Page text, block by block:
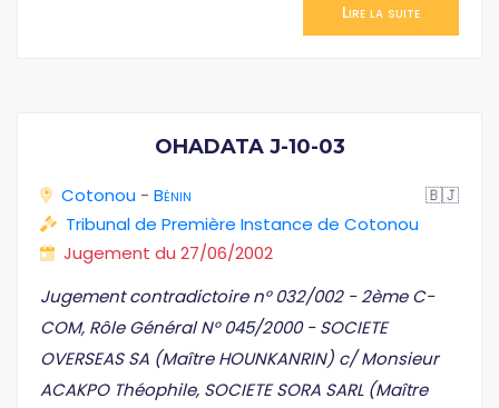
Lire la suite
OHADATA J-10-03
Cotonou - Bénin
🇧🇯
Tribunal de Première Instance de Cotonou
Jugement du 27/06/2002
Jugement contradictoire n° 032/002 - 2ème C-
COM, Rôle Général N° 045/2000 - SOCIETE
OVERSEAS SA (Maître HOUNKANRIN) c/ Monsieur
ACAKPO Théophile, SOCIETE SORA SARL (Maître